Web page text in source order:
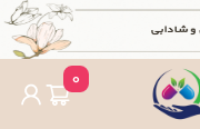
0